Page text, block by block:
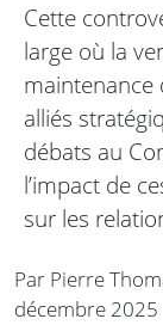
Cette
large où la
maintenance
alliés
débats au
l’impact de
sur les
Par Pierre
décembre 2025